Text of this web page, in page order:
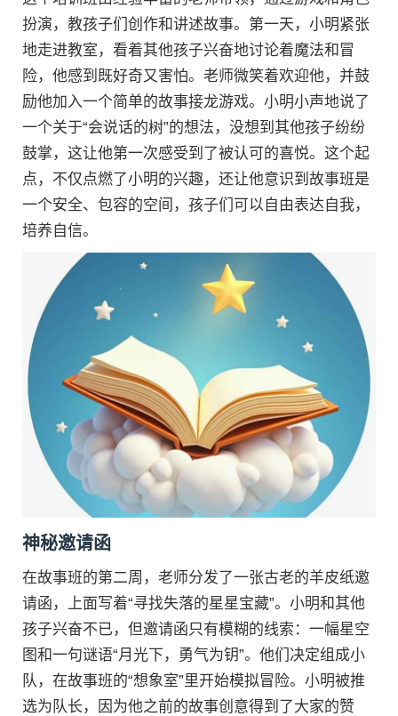
扮演，教孩子们创作和讲述故事。第一天，小明紧张
地走进教室，看着其他孩子兴奋地讨论着魔法和冒
险，他感到既好奇又害怕。老师微笑着欢迎他，并鼓
励他加入一个简单的故事接龙游戏。小明小声地说了
一个关于“会说话的树”的想法，没想到其他孩子纷纷
鼓掌，这让他第一次感受到了被认可的喜悦。这个起
点，不仅点燃了小明的兴趣，还让他意识到故事班是
一个安全、包容的空间，孩子们可以自由表达自我，
培养自信。
神秘邀请函
在故事班的第二周，老师分发了一张古老的羊皮纸邀
请函，上面写着“寻找失落的星星宝藏”。小明和其他
孩子兴奋不已，但邀请函只有模糊的线索：一幅星空
图和一句谜语“月光下，勇气为钥”。他们决定组成小
队，在故事班的“想象室”里开始模拟冒险。小明被推
选为队长，因为他之前的故事创意得到了大家的赞